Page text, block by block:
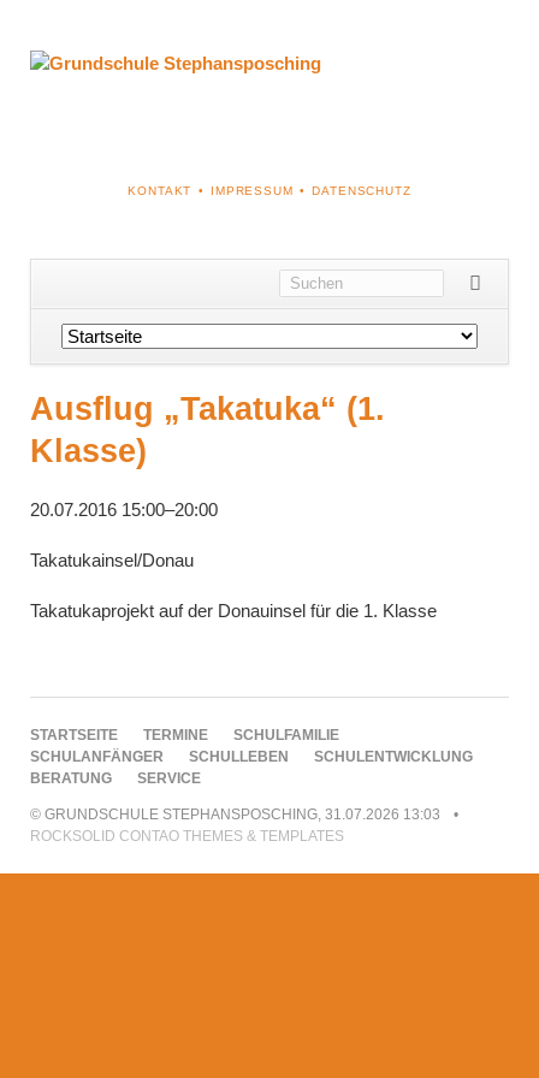
NAVIGATION
KONTAKT IMPRESSUM DATENSCHUTZ
Navigation
überspringen
Ausflug „Takatuka“ (1.
Klasse)
20.07.2016 15:00–20:00
Takatukainsel/Donau
Takatukaprojekt auf der Donauinsel für die 1. Klasse
NAVIGATION
ÜBERSPRINGEN
STARTSEITE TERMINE
SCHULFAMILIE
SCHULANFÄNGER
SCHULLEBEN
SCHULENTWICKLUNG
BERATUNG
SERVICE
© GRUNDSCHULE STEPHANSPOSCHING, 31.07.2026 13:03
ROCKSOLID CONTAO THEMES & TEMPLATES